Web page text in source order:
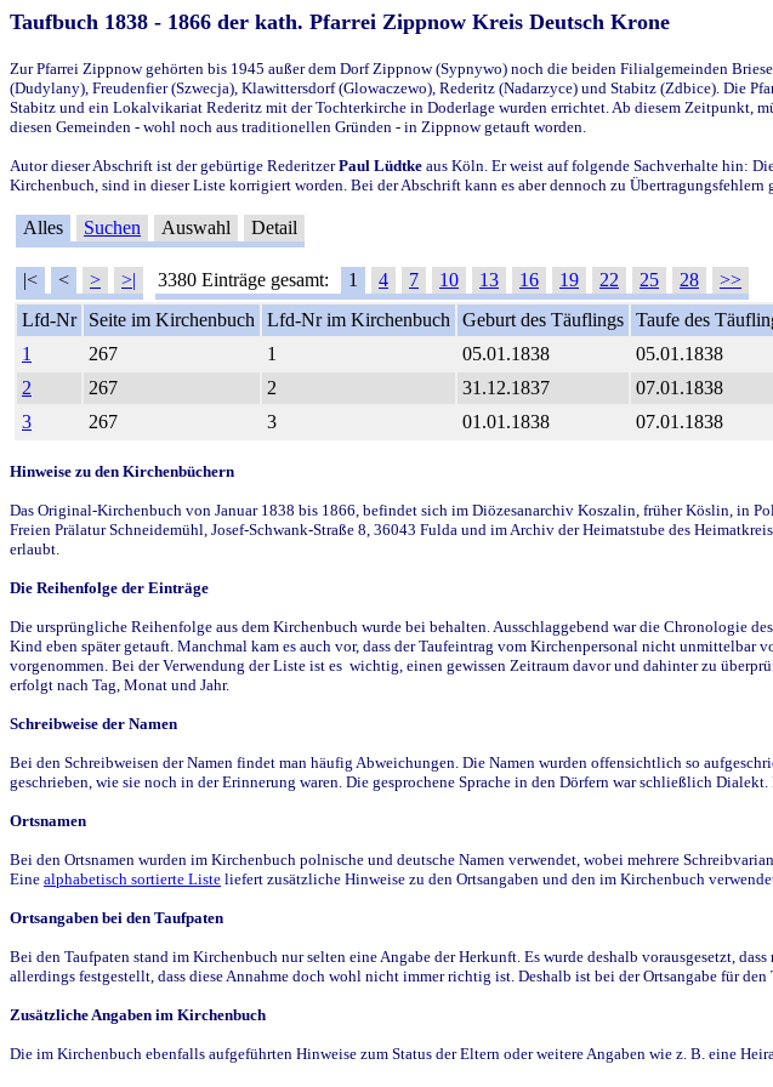
Taufbuch 1838 - 1866 der kath. Pfarrei Zippnow Kreis Deutsch Krone
Zur Pfarrei Zippnow gehörten bis 1945 außer dem Dorf Zippnow (Sypnywo) noch die beiden Filialgemeinden
(Dudylany), Freudenfier (Szwecja), Klawittersdorf (Glowaczewo), Rederitz (Nadarzyce) und Stabitz (Zdbice). Die
Stabitz und ein Lokalvikariat Rederitz mit der Tochterkirche in Doderlage wurden errichtet. Ab diesem Zeitpunkt,
diesen Gemeinden - wohl noch aus traditionellen Gründen - in Zippnow getauft worden.
Autor dieser Abschrift ist der gebürtige RederitzerPaul Lüdtke aus Köln. Er weist auf folgende Sachverhalte hin:
Kirchenbuch, sind in dieser Liste korrigiert worden. Bei der Abschrift kann es aber dennoch zu
Alles Suchen Auswahl Detail
|< < > >| 3380 Einträge gesamt: 1 4 7 10 13 16 19 22 25 28
>>
Lfd-Nr
Seite im Kirchenbuch Lfd-Nr im Kirchenbuch Geburt des Täuflings Taufe des
1
267 1 05.01.1838 05.01.1838
2
267 2 31.12.1837 07.01.1838
3
267 3 01.01.1838 07.01.1838
Hinweise zu den Kirchenbüchern
Das Original-Kirchenbuch von Januar 1838 bis 1866, befindet sich im Diözesanarchiv Koszalin, früher Köslin, in
Freien Prälatur Schneidemühl, Josef-Schwank-Straße 8, 36043 Fulda und im Archiv der Heimatstube des
erlaubt.
Die Reihenfolge der Einträge
Die ursprüngliche Reihenfolge aus dem Kirchenbuch wurde bei behalten. Ausschlaggebend war die Chronologie
Kind eben später getauft. Manchmal kam es auch vor, dass der Taufeintrag vom Kirchenpersonal nicht
vorgenommen. Bei der Verwendung der Liste ist es wichtig, einen gewissen Zeitraum davor und dahinter zu
erfolgt nach Tag, Monat und Jahr.
Schreibweise der Namen
Bei den Schreibweisen der Namen findet man häufig Abweichungen. Die Namen wurden offensichtlich so
geschrieben, wie sie noch in der Erinnerung waren. Die gesprochene Sprache in den Dörfern war schließlich
Ortsnamen
Bei den Ortsnamen wurden im Kirchenbuch polnische und deutsche Namen verwendet, wobei mehrere
Eine alphabetisch sortierte Liste liefert zusätzliche Hinweise zu den Ortsangaben und den im Kirchenbuch
Ortsangaben bei den Taufpaten
Bei den Taufpaten stand im Kirchenbuch nur selten eine Angabe der Herkunft. Es wurde deshalb vorausgesetzt,
allerdings festgestellt, dass diese Annahme doch wohl nicht immer richtig ist. Deshalb ist bei der Ortsangabe für
Zusätzliche Angaben im Kirchenbuch
Die im Kirchenbuch ebenfalls aufgeführten Hinweise zum Status der Eltern oder weitere Angaben wie z. B. eine